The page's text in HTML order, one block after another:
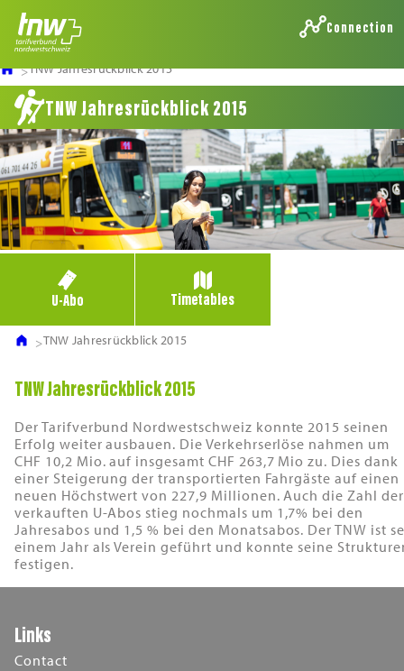
Connection
TNW Jahresrückblick 2015
TNW Jahresrückblick 2015
U-Abo Timetables
TNW Jahresrückblick 2015
TNW Jahresrückblick 2015
Der Tarifverbund Nordwestschweiz konnte 2015 seinen
Erfolg weiter ausbauen. Die Verkehrserlöse nahmen um
CHF 10,2 Mio. auf insgesamt CHF 263,7 Mio zu. Dies dank
einer Steigerung der transportierten Fahrgäste auf einen
neuen Höchstwert von 227,9 Millionen. Auch die Zahl der
verkauften U-Abos stieg nochmals um 1,7% bei den
Jahresabos und 1,5 % bei den Monatsabos. Der TNW ist
einem Jahr als Verein geführt und konnte seine
festigen.
Links
Contact